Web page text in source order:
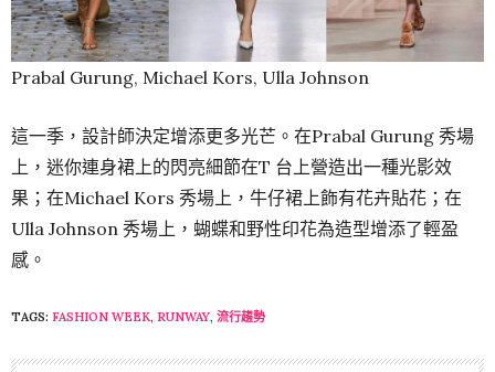
Prabal Gurung, Michael Kors, Ulla Johnson
這一季，設計師決定增添更多光芒。在Prabal Gurung 秀場
上，迷你連身裙上的閃亮細節在T 台上營造出一種光影效
果；在Michael Kors 秀場上，牛仔裙上飾有花卉貼花；在
Ulla Johnson 秀場上，蝴蝶和野性印花為造型增添了輕盈
感。
TAGS: FASHION WEEK, RUNWAY, 流行趨勢